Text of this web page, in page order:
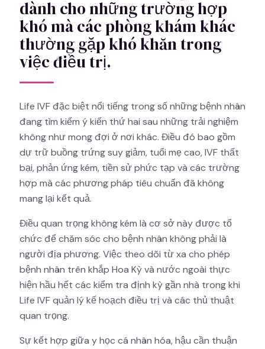
dành cho những trường hợp
khó mà các phòng khám khác
thường gặp khó khăn trong
việc điều trị.
Life IVF đặc biệt nổi tiếng trong số những bệnh nhân
đang tìm kiếm ý kiến thứ hai sau những trải nghiệm
không như mong đợi ở nơi khác. Điều đó bao gồm
dự trữ buồng trứng suy giảm, tuổi mẹ cao, IVF thất
bại, phản ứng kém, tiền sử phức tạp và các trường
hợp mà các phương pháp tiêu chuẩn đã không
mang lại kết quả.
Điều quan trọng không kém là cơ sở này được tổ
chức để chăm sóc cho bệnh nhân không phải là
người địa phương. Việc theo dõi từ xa cho phép
bệnh nhân trên khắp Hoa Kỳ và nước ngoài thực
hiện hầu hết các kiểm tra định kỳ gần nhà trong khi
Life IVF quản lý kế hoạch điều trị và các thủ thuật
quan trọng.
Sự kết hợp giữa y học cá nhân hóa, hậu cần thuận